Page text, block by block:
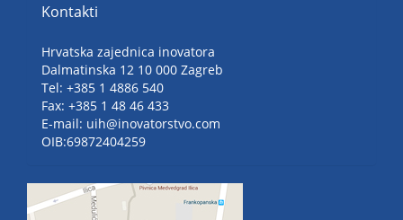
Kontakti
Hrvatska zajednica inovatora
Dalmatinska 12 10 000 Zagreb
Tel: +385 1 4886 540
Fax: +385 1 48 46 433
E-mail: uih@inovatorstvo.com
OIB:69872404259